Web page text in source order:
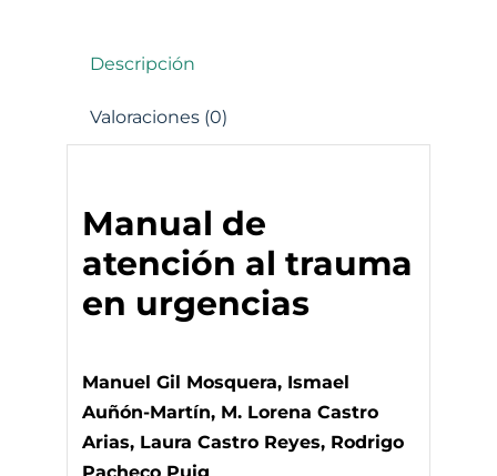
Descripción
Valoraciones (0)
Manual de
atención al trauma
en urgencias
Manuel Gil Mosquera, Ismael
Auñón-Martín, M. Lorena Castro
Arias, Laura Castro Reyes, Rodrigo